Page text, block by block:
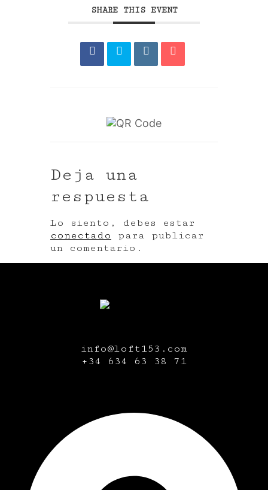
SHARE THIS EVENT
Deja una
respuesta
Lo siento, debes estar
conectado para publicar
un comentario.
info@loft153.com
+34 634 63 38 71